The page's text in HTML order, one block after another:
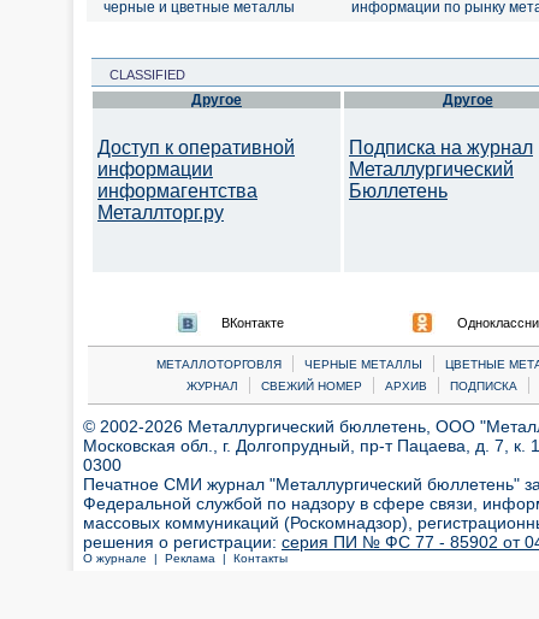
черные и цветные металлы
информации по рынку
CLASSIFIED
Другое
Доступ к оперативной
информации
информагентства
Металлторг.ру
Другое
Подписка на журнал
Металлургический
Бюллетень
ВКонтакте
МЕТАЛЛОТОРГОВЛЯ | ЧЕРНЫЕ МЕТАЛЛЫ |
ЦВЕТНЫЕ
ЖУРНАЛ
| СВЕЖИЙ НОМЕР | АРХИВ | ПОДПИСКА |
© 2002-2026 Металлургический бюллетень, ООО
Московская обл., г. Долгопрудный, пр-т Пацаева, д. 7,
0300
Печатное СМИ журнал "Металлургический бюллетень"
Федеральной службой по надзору в сфере связи,
массовых коммуникаций (Роскомнадзор),
решения о регистрации: серия ПИ № ФС 77 - 85902 от 04
О журнале | Реклама | Контакты